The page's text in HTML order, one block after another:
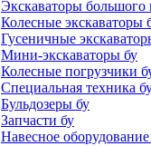
Экскаваторы большого
Колесные экскаваторы
Гусеничные
Мини-экскаваторы бу
Колесные погрузчики
Специальная техника
Бульдозеры бу
Запчасти бу
Навесное